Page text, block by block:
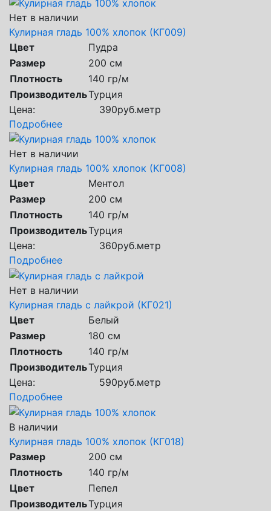
Нет в наличии
Кулирная гладь 100% хлопок (КГ009)
Цвет
Пудра
Размер
200 см
Плотность
140 гр/м
ПроизводительТурция
Цена:
390руб.метр
Подробнее
Нет в наличии
Кулирная гладь 100% хлопок (КГ008)
Цвет
Ментол
Размер
200 см
Плотность
140 гр/м
ПроизводительТурция
Цена:
360руб.метр
Подробнее
Нет в наличии
Кулирная гладь с лайкрой (КГ021)
Цвет
Белый
Размер
180 см
Плотность
140 гр/м
ПроизводительТурция
Цена:
590руб.метр
Подробнее
В наличии
Кулирная гладь 100% хлопок (КГ018)
Размер
200 см
Плотность
140 гр/м
Цвет
Пепел
ПроизводительТурция